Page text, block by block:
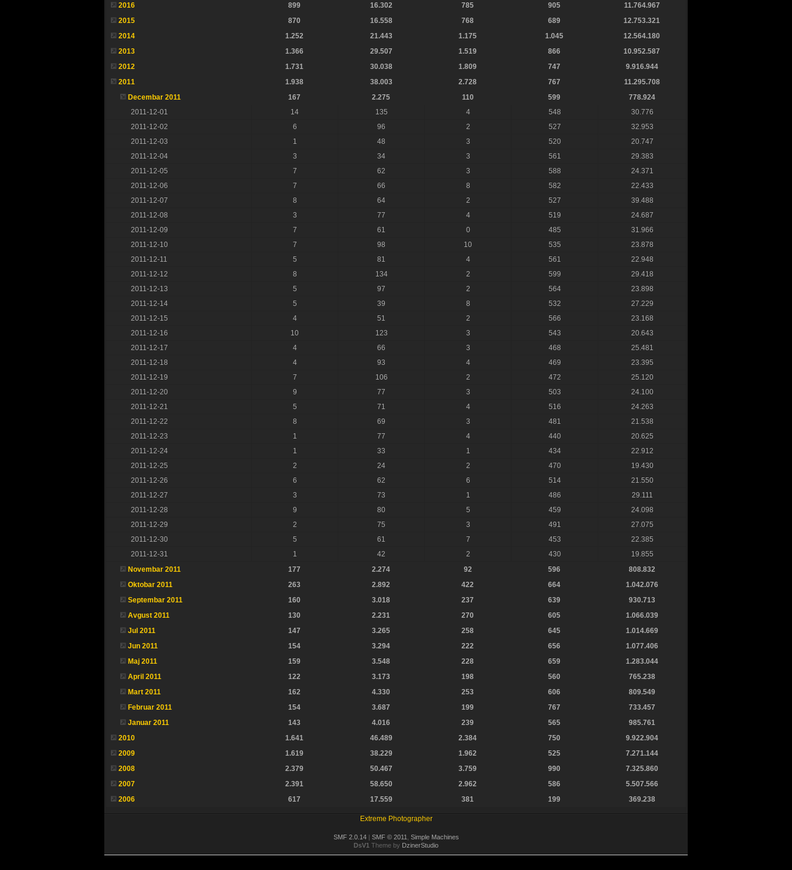
2016
899 16.302 785 905
11.764.967
2015
870 16.558 768 689
12.753.321
2014
1.252 21.443 1.175 1.045
12.564.180
2013
1.366 29.507 1.519 866
10.952.587
2012
1.731 30.038 1.809 747
9.916.944
2011
1.938 38.003 2.728 767
11.295.708
Decembar 2011
167 2.275 110 599
778.924
2011-12-01
14 135 4 548
30.776
2011-12-02
6 96 2 527
32.953
2011-12-03
1 48 3 520
20.747
2011-12-04
3 34 3 561
29.383
2011-12-05
7 62 3 588
24.371
2011-12-06
7 66 8 582
22.433
2011-12-07
8 64 2 527
39.488
2011-12-08
3 77 4 519
24.687
2011-12-09
7 61 0 485
31.966
2011-12-10
7 98 10 535
23.878
2011-12-11
5 81 4 561
22.948
2011-12-12
8 134 2 599
29.418
2011-12-13
5 97 2 564
23.898
2011-12-14
5 39 8 532
27.229
2011-12-15
4 51 2 566
23.168
2011-12-16
10 123 3 543
20.643
2011-12-17
4 66 3 468
25.481
2011-12-18
4 93 4 469
23.395
2011-12-19
7 106 2 472
25.120
2011-12-20
9 77 3 503
24.100
2011-12-21
5 71 4 516
24.263
2011-12-22
8 69 3 481
21.538
2011-12-23
1 77 4 440
20.625
2011-12-24
1 33 1 434
22.912
2011-12-25
2 24 2 470
19.430
2011-12-26
6 62 6 514
21.550
2011-12-27
3 73 1 486
29.111
2011-12-28
9 80 5 459
24.098
2011-12-29
2 75 3 491
27.075
2011-12-30
5 61 7 453
22.385
2011-12-31
1 42 2 430
19.855
Novembar 2011
177 2.274 92 596
808.832
Oktobar 2011
263 2.892 422 664
1.042.076
Septembar 2011
160 3.018 237 639
930.713
Avgust 2011
130 2.231 270 605
1.066.039
Jul 2011
147 3.265 258 645
1.014.669
Jun 2011
154 3.294 222 656
1.077.406
Maj 2011
159 3.548 228 659
1.283.044
April 2011
122 3.173 198 560
765.238
Mart 2011
162 4.330 253 606
809.549
Februar 2011
154 3.687 199 767
733.457
Januar 2011
143 4.016 239 565
985.761
2010
1.641 46.489 2.384 750
9.922.904
2009
1.619 38.229 1.962 525
7.271.144
2008
2.379 50.467 3.759 990
7.325.860
2007
2.391 58.650 2.962 586
5.507.566
2006
617 17.559 381 199 369.238
Extreme Photographer
SMF 2.0.14| SMF © 2011
Simple Machines
DsV1 Theme by DzinerStudio